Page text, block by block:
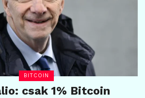
BITCOIN
csak 1% Bitcoin